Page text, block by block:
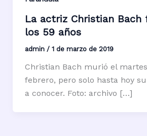
La actriz Christian Bach
los 59 años
admin / 1 de marzo de 2019
Christian Bach murió el
febrero, pero solo hasta hoy
a conocer. Foto: archivo […]